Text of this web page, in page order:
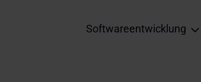
Main
Softwareentwicklung